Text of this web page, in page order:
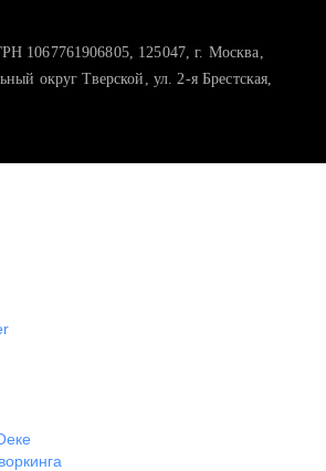
1067761906805, 125047, г. Москва,
округ Тверской, ул. 2-я Брестская,